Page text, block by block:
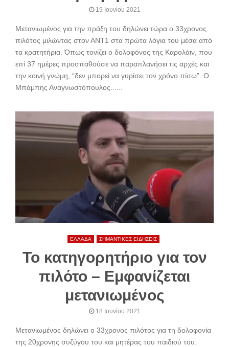
19 Ιουνίου 2021
Μετανιωμένος για την πράξη του δηλώνει τώρα ο 33χρονος
πιλότος μιλώντας στον ΑΝΤ1 στα πρώτα λόγια του μέσα από
τα κρατητήρια. Όπως τονίζει ο δολοφόνος της Καρολάιν, που
επί 37 ημέρες προσπαθούσε να παραπλανήσει τις αρχές και
την κοινή γνώμη, “δεν μπορεί να γυρίσει τον χρόνο πίσω”. Ο
Μπάμπης Αναγνωστόπουλος......
ΕΛΛΑΔΑ ΣΗΜΑΝΤΙΚΕΣ ΕΙΔΗΣΕΙΣ
Το κατηγορητήριο για τον
πιλότο – Εμφανίζεται
μετανιωμένος
18 Ιουνίου 2021
Μετανιωμένος δηλώνει ο 33χρονος πιλότος για τη δολοφονία
της 20χρονης συζύγου του και μητέρας του παιδιού του.